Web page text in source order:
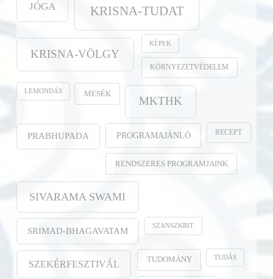
JÓGA KRISNA-TUDAT
KRISNA-VÖLGY
KÉPEK
KÖRNYEZETVÉDELEM
LEMONDÁS MESÉK
MKTHK
PRABHUPADA PROGRAMAJÁNLÓ RECEPT
RENDSZERES PROGRAMJAINK
SIVARAMA SWAMI
SRIMAD-BHAGAVATAM SZANSZKRIT
SZEKÉRFESZTIVÁL TUDOMÁNY TUDÁS